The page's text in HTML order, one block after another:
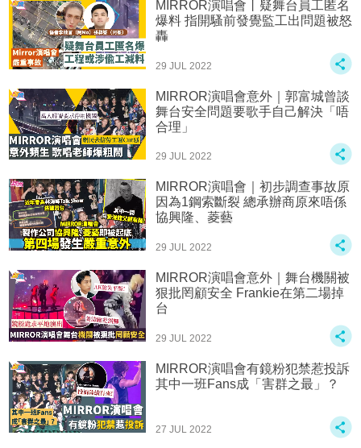
MIRROR演唱會丨疑舞台員工匿名
爆料 指開騷前發覺監工出問題被怒
轟
29 JUL 2022
MIRROR演唱會意外｜郭富城曾談
舞台安全問題要歌手自己解決「唔
合理」
29 JUL 2022
MIRROR演唱會｜初步調查事故原
因為1鋼索斷裂 總承辦商原來唔係
協興隆、菱藝
29 JUL 2022
MIRROR演唱會意外｜舞台機關被
狠批罔顧安全 Frankie在第二場掉
台
29 JUL 2022
MIRROR演唱會有鏡粉犯禁惹投訴
其中一班Fans成「害群之最」？
27 JUL 2022